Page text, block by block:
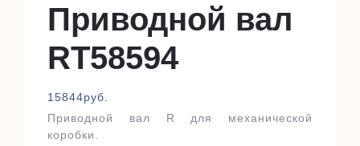
Приводной вал
RT58594
15844руб.
Приводной вал R для механической
коробки.